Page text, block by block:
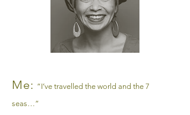
Me: “I’ve travelled the world and the 7
seas…”